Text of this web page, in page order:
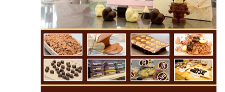
Walthera von der Vogelweide v Duchcově
Památník obětem holokaustu v Lipové ulici
v Duchcově
Pomník obětem válek v Jeníkově
Pamětní deska obětem 1. světové války na
kapli Panny Marie v Lahošti